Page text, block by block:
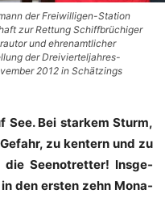
der Freiwilligen-Station
zur Rettung Schiffbrüchiger
und ehrenamtlicher
der Dreivierteljahres-
2012 in Schätzings
See. Bei star­kem Sturm,
zu ken­tern und zu
See­not­ret­ter! Ins­ge­
den ers­ten zehn Mona­